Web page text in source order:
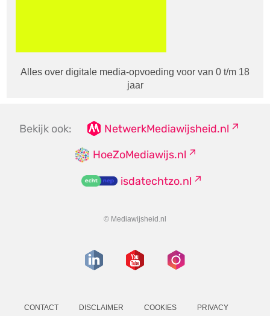
Alles over digitale media-opvoeding voor van 0 t/m 18
jaar
Bekijk ook:
NetwerkMediawijsheid.nl
HoeZoMediawijs.nl
isdatechtzo.nl
© Mediawijsheid.nl
CONTACT DISCLAIMER COOKIES PRIVACY